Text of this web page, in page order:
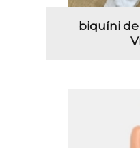
biquíni